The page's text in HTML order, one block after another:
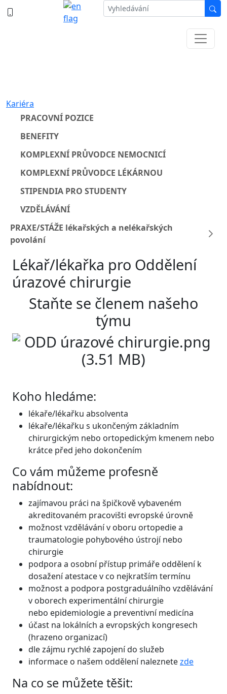
Kariéra
PRACOVNÍ POZICE
BENEFITY
KOMPLEXNÍ PRŮVODCE NEMOCNICÍ
KOMPLEXNÍ PRŮVODCE LÉKÁRNOU
STIPENDIA PRO STUDENTY
VZDĚLÁVÁNÍ
PRAXE/STÁŽE lékařských a nelékařských
povolání
Lékař/lékařka pro Oddělení
úrazové chirurgie
Staňte se členem našeho
týmu
Koho hledáme:
lékaře/lékařku absolventa
lékaře/lékařku s ukončeným základním
chirurgickým nebo ortopedickým kmenem nebo
krátce před jeho dokončením
Co vám můžeme profesně
nabídnout:
zajímavou práci na špičkově vybaveném
akreditovaném pracovišti evropské úrovně
možnost vzdělávání v oboru ortopedie a
traumatologie pohybového ústrojí nebo
chirurgie
podpora a osobní přístup primáře oddělení k
dosažení atestace v co nejkratším termínu
možnost a podpora postgraduálního vzdělávání
v oborech experimentální chirurgie
nebo epidemiologie a preventivní medicína
účast na lokálních a evropských kongresech
(hrazeno organizací)
dle zájmu rychlé zapojení do služeb
informace o našem oddělení naleznetezde
Na co se můžete těšit: